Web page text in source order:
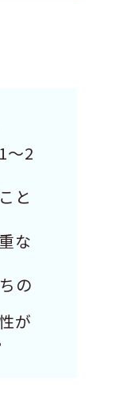
〜2
と
な
の
が